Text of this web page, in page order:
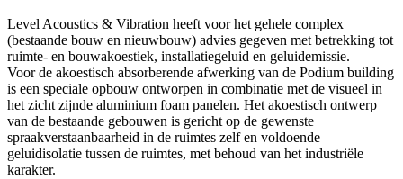
Level Acoustics & Vibration heeft voor het gehele complex
(bestaande bouw en nieuwbouw) advies gegeven met betrekking tot
ruimte- en bouwakoestiek, installatiegeluid en geluidemissie.
Voor de akoestisch absorberende afwerking van de Podium building
is een speciale opbouw ontworpen in combinatie met de visueel in
het zicht zijnde aluminium foam panelen. Het akoestisch ontwerp
van de bestaande gebouwen is gericht op de gewenste
spraakverstaanbaarheid in de ruimtes zelf en voldoende
geluidisolatie tussen de ruimtes, met behoud van het industriële
karakter.